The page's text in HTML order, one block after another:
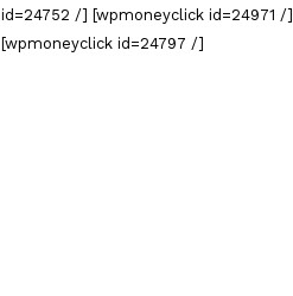
id=24752 /] [wpmoneyclick id=24971 /]
[wpmoneyclick id=24797 /]